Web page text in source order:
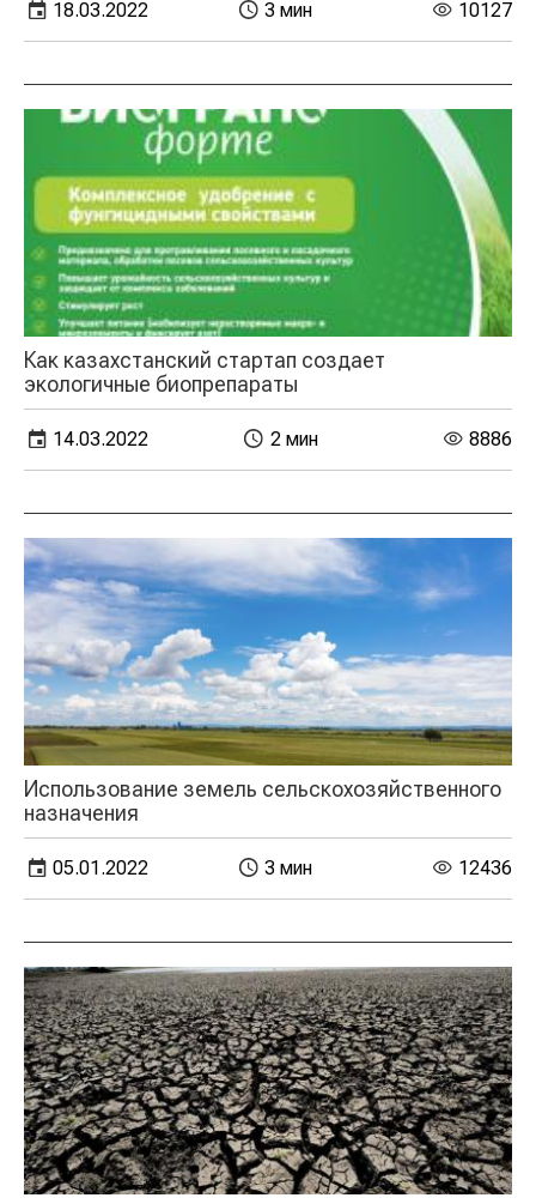
18.03.2022 3 мин 10127
Как казахстанский стартап создает
экологичные биопрепараты
14.03.2022 2 мин 8886
Использование земель сельскохозяйственного
назначения
05.01.2022 3 мин 12436